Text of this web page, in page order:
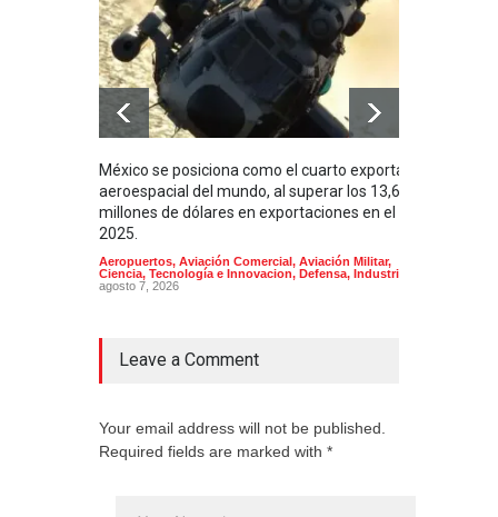
México se posiciona como el cuarto exportador
aeroespacial del mundo, al superar los 13,600
millones de dólares en exportaciones en el
2025.
Aeropuertos, Aviación Comercial, Aviación Militar,
Ciencia, Tecnología e Innovacion, Defensa, Industria
agosto 7, 2026
Leave a Comment
Your email address will not be published.
Required fields are marked with *